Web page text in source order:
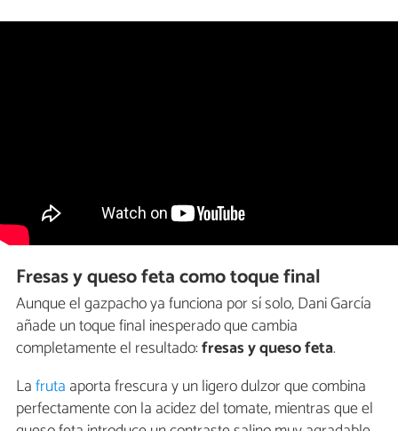
Fresas y queso feta como toque final
Aunque el gazpacho ya funciona por sí solo, Dani García
añade un toque final inesperado que cambia
completamente el resultado:fresas y queso feta.
Lafruta aporta frescura y un ligero dulzor que combina
perfectamente con la acidez del tomate, mientras que el